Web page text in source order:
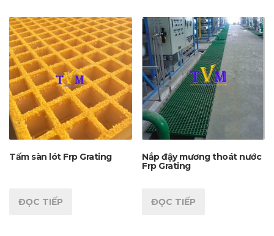
Tấm sàn lót Frp Grating
ĐỌC TIẾP
Nắp đậy mương thoát nước
Frp Grating
ĐỌC TIẾP